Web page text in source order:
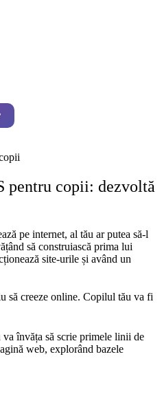
pentru copii: dezvoltă
pe internet, al tău ar putea să-l
să construiască prima lui
site-urile și având un
să creeze online. Copilul tău va fi
învăța să scrie primele linii de
web, explorând bazele